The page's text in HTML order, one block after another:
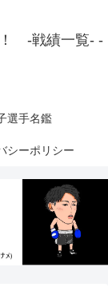
-戦績一覧- -
選手名鑑
シーポリシー